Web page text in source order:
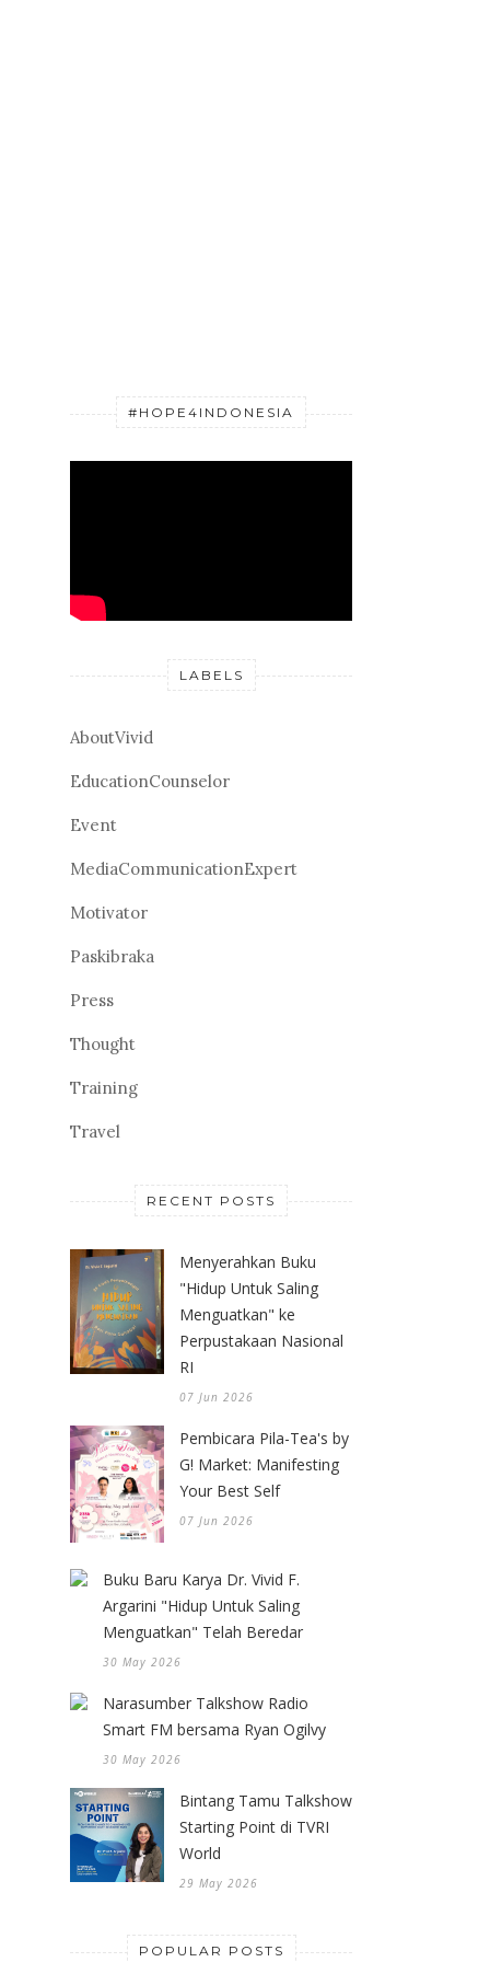
#HOPE4INDONESIA
LABELS
AboutVivid
EducationCounselor
Event
MediaCommunicationExpert
Motivator
Paskibraka
Press
Thought
Training
Travel
RECENT POSTS
Menyerahkan Buku
"Hidup Untuk Saling
Menguatkan" ke
Perpustakaan Nasional
RI
07 Jun 2026
Pembicara Pila-Tea's by
G! Market: Manifesting
Your Best Self
07 Jun 2026
Buku Baru Karya Dr. Vivid F.
Argarini "Hidup Untuk Saling
Menguatkan" Telah Beredar
30 May 2026
Narasumber Talkshow Radio
Smart FM bersama Ryan Ogilvy
30 May 2026
Bintang Tamu Talkshow
Starting Point di TVRI
World
29 May 2026
POPULAR POSTS